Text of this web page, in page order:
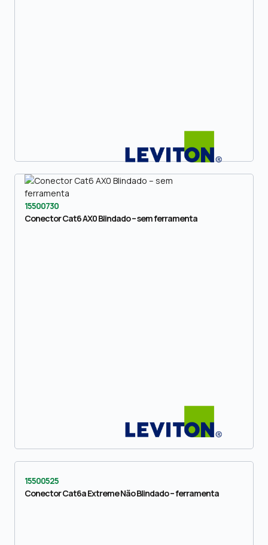
15500730
Conector Cat6 AX0 Blindado – sem ferramenta
15500525
Conector Cat6a Extreme Não Blindado – ferramenta